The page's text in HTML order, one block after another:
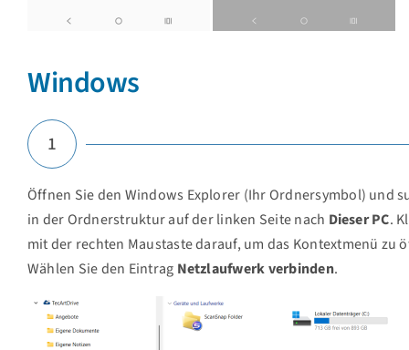
Windows
1
Öffnen Sie den Windows Explorer (Ihr Ordnersymbol) und
in der Ordnerstruktur auf der linken Seite nach Dieser PC.
mit der rechten Maustaste darauf, um das Kontextmenü zu
Wählen Sie den Eintrag Netzlaufwerk verbinden.